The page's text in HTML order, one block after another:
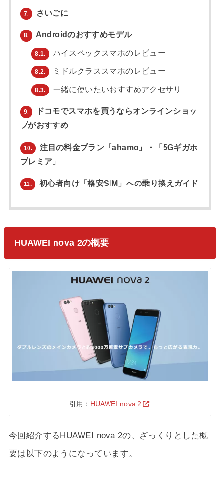
7. さいごに
8. Androidのおすすめモデル
8.1. ハイスペックスマホのレビュー
8.2. ミドルクラススマホのレビュー
8.3. 一緒に使いたいおすすめアクセサリ
9.
ドコモでスマホを買うならオンラインショッ
プがおすすめ
10.
注目の料金プラン「ahamo」・「5Gギガホ
プレミア」
11. 初心者向け「格安SIM」への乗り換えガイド
HUAWEI nova 2の概要
引用： HUAWEI nova 2
今回紹介するHUAWEI nova 2の、ざっくりとした概
要は以下のようになっています。